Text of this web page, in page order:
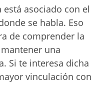
está asociado con el
se habla. Eso
de comprender la
una
Si te interesa dicha
vinculación con